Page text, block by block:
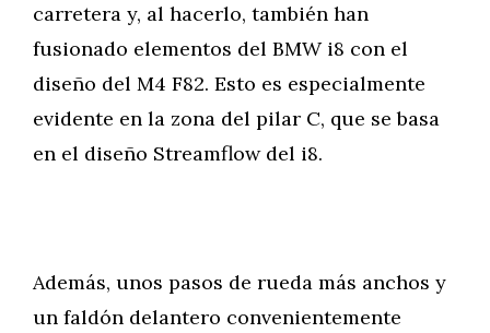
carretera y, al hacerlo, también han
fusionado elementos del BMW i8 con el
diseño del M4 F82. Esto es especialmente
evidente en la zona del pilar C, que se basa
en el diseño Streamflow del i8.
Además, unos pasos de rueda más anchos y
un faldón delantero convenientemente